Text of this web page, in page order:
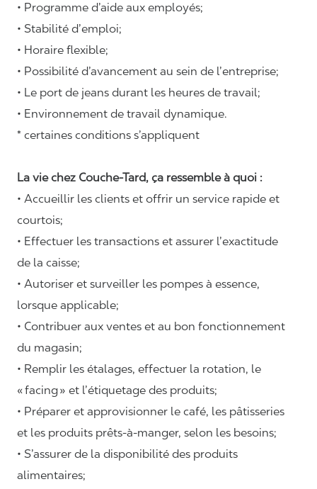
• Programme d’aide aux employés;
• Stabilité d’emploi;
• Horaire flexible;
• Possibilité d’avancement au sein de l’entreprise;
• Le port de jeans durant les heures de travail;
• Environnement de travail dynamique.
* certaines conditions s’appliquent
La vie chez Couche-Tard, ça ressemble à quoi :
• Accueillir les clients et offrir un service rapide et
courtois;
• Effectuer les transactions et assurer l’exactitude
de la caisse;
• Autoriser et surveiller les pompes à essence,
lorsque applicable;
• Contribuer aux ventes et au bon fonctionnement
du magasin;
• Remplir les étalages, effectuer la rotation, le
«facing» et l’étiquetage des produits;
• Préparer et approvisionner le café, les pâtisseries
et les produits prêts-à-manger, selon les besoins;
• S’assurer de la disponibilité des produits
alimentaires;